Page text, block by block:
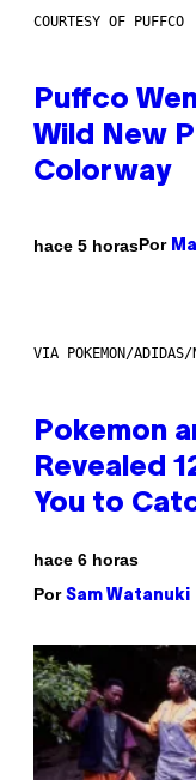
COURTESY OF PUFFCO
Puffco
Wild New
Colorway
hace 5 horasPor
VIA POKEMON/ADIDAS/
Pokemon
Revealed
You to
hace 6 horas
Por Sam Watanuki